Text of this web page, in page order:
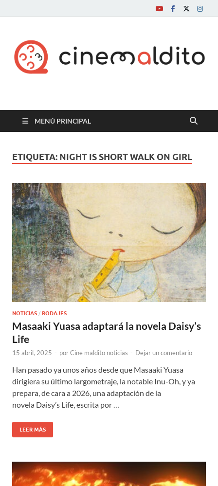
Cine maldito
MENÚ PRINCIPAL
ETIQUETA: NIGHT IS SHORT WALK ON GIRL
NOTICIAS / RODAJES
Masaaki Yuasa adaptará la novela Daisy’s
Life
15 abril, 2025 - porCine maldito noticias - Dejar un comentario
Han pasado ya unos años desde que Masaaki Yuasa
dirigiera su último largometraje, la notable Inu-Oh, y ya
prepara, de cara a 2026, una adaptación de la
novela Daisy’s Life, escrita por …
LEER MÁS